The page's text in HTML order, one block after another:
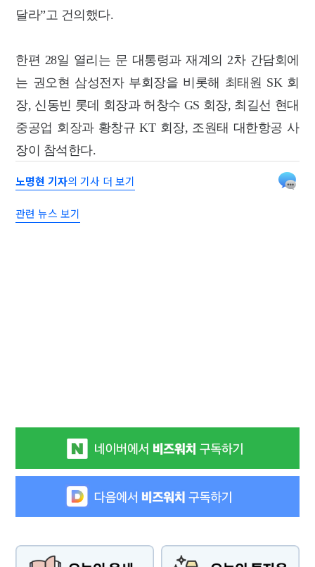
달라”고 건의했다.
한편 28일 열리는 문 대통령과 재계의 2차 간담회에
는 권오현 삼성전자 부회장을 비롯해 최태원 SK 회
장, 신동빈 롯데 회장과 허창수 GS 회장, 최길선 현대
중공업 회장과 황창규 KT 회장, 조원태 대한항공 사
장이 참석한다.
노명현 기자의 기사 더 보기
관련 뉴스 보기